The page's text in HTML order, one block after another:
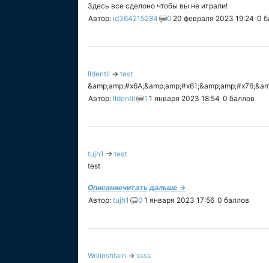
Здесь все сделоно чтобы вы не играли!
Автор: id364215284 0 20 февраля 2023 19:24 0
lldentll → test
Автор: lldentll 1 1 января 2023 18:54 0 баллов
tujh1 → test
test
Описаниечитать дальше →
Автор: tujh1 0 1 января 2023 17:56 0 баллов
Wolinshtain → ssss